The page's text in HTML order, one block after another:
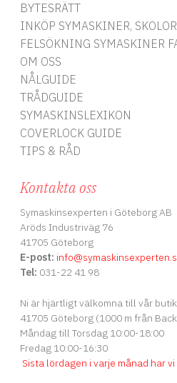
BYTESRÄTT
INKÖP SYMASKINER,
FELSÖKNING SYMASKINER
OM OSS
NÅLGUIDE
TRÅDGUIDE
SYMASKINSLEXIKON
COVERLOCK GUIDE
TIPS & RÅD
Kontakta oss
Symaskinsexperten i Göteborg AB
Aröds Industriväg 76
41705 Göteborg
E-post: info
Tel: 031-22 41 98
Ni är hjärtligt välkomna till vår
41705 Göteborg (1000 m från
Måndag till Torsdag 10:00-18:00
Fredag 10:00-16:30
Sista lördagen i varje månad har